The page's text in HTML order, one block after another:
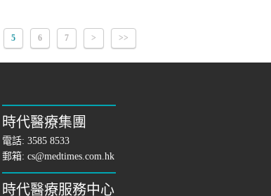
5 6 7 > >>
時代醫療集團
電話: 3585 8533
郵箱: cs@medtimes.com.hk
時代醫療服務中心